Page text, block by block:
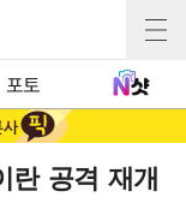
포토
란 공격 재개